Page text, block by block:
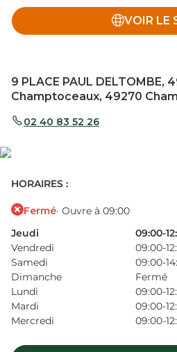
VOIR LE
9 PLACE PAUL
Champtoceaux, 49270
02 40 83 52 26
HORAIRES :
Fermé· Ouvre à 09:00
Jeudi
09:00-
Vendredi
09:00-
Samedi
09:00-
Dimanche
Fermé
Lundi
09:00-
Mardi
09:00-
Mercredi
09:00-